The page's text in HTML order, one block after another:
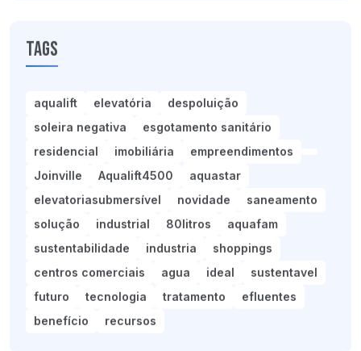
Tags
aqualift elevatória
despoluição
soleira negativa
esgotamento sanitário
residencial
imobiliária
empreendimentos
Joinville
Aqualift4500
aquastar
elevatoriasubmersível
novidade
saneamento
solução
industrial 80litros
aquafam
sustentabilidade
industria
shoppings
centros comerciais
agua ideal
sustentavel
futuro
tecnologia tratamento
efluentes
benefício
recursos